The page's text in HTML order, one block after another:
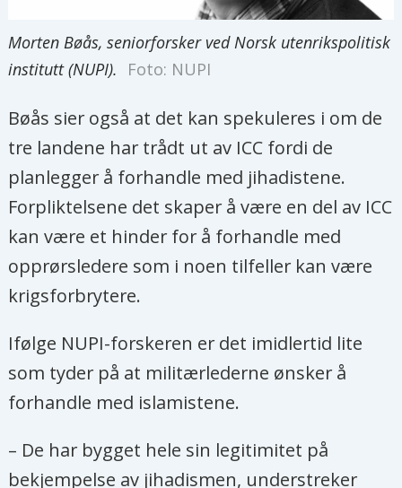
Morten Bøås, seniorforsker ved Norsk utenrikspolitisk
institutt (NUPI).
Foto: NUPI
Bøås sier også at det kan spekuleres i om de
tre landene har trådt ut av ICC fordi de
planlegger å forhandle med jihadistene.
Forpliktelsene det skaper å være en del av ICC
kan være et hinder for å forhandle med
opprørsledere som i noen tilfeller kan være
krigsforbrytere.
Ifølge NUPI-forskeren er det imidlertid lite
som tyder på at militærlederne ønsker å
forhandle med islamistene.
– De har bygget hele sin legitimitet på
bekjempelse av jihadismen, understreker